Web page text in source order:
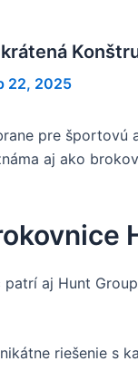
22, 2025
pre
aj ako
aj Hunt
riešenie s